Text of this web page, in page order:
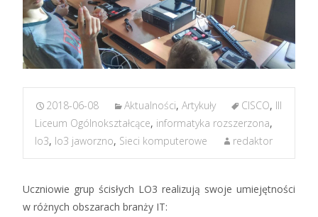
2018-06-08 Aktualności, Artykuły CISCO, III
Liceum Ogólnokształcące, informatyka rozszerzona,
lo3, lo3 jaworzno, Sieci komputerowe redaktor
Uczniowie grup ścisłych LO3 realizują swoje umiejętności
w różnych obszarach branży IT: